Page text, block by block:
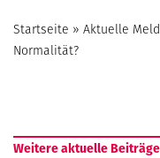
Startseite » Aktuelle
Normalität?
Weitere aktuelle Beiträge